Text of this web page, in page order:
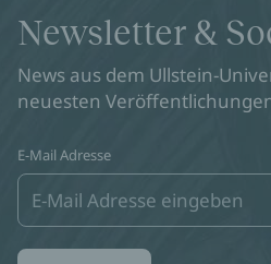
Newsletter &
News aus dem Ullstein-
neuesten
E-Mail Adresse